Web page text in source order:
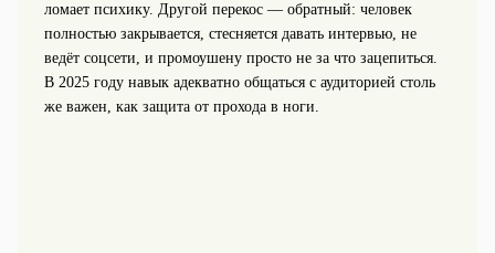
ломает психику. Другой перекос — обратный: человек
полностью закрывается, стесняется давать интервью, не
ведёт соцсети, и промоушену просто не за что зацепиться.
В 2025 году навык адекватно общаться с аудиторией столь
же важен, как защита от прохода в ноги.